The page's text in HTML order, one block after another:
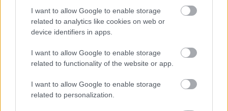
I want to allow Google to enable storage
related to analytics like cookies on web or
device identifiers in apps.
I want to allow Google to enable storage
related to functionality of the website or app.
I want to allow Google to enable storage
related to personalization.